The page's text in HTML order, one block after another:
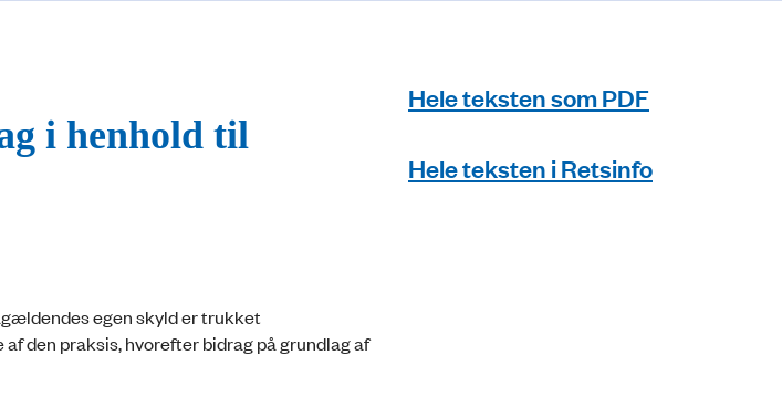
i henhold til
egen skyld er trukket
den praksis, hvorefter bidrag på grundlag af
Hele teksten som PDF
Hele teksten i Retsinfo